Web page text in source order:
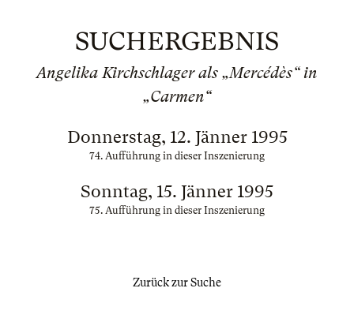
SUCHERGEBNIS
Angelika Kirchschlager als „Mercédès“ in
„Carmen“
Donnerstag, 12. Jänner 1995
74. Aufführung in dieser Inszenierung
Sonntag, 15. Jänner 1995
75. Aufführung in dieser Inszenierung
Zurück zur Suche